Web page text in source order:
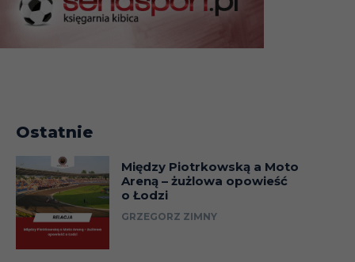
Ostatnie
Między Piotrkowską a Moto
Areną – żużlowa opowieść
o Łodzi
GRZEGORZ ZIMNY